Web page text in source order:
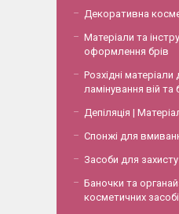
Декоративна
Матеріали та
оформлення брів
Розхідні матеріали
ламінування вій та
Депіляція |
Спонжі для
Засоби для захисту
Баночки та
косметичних